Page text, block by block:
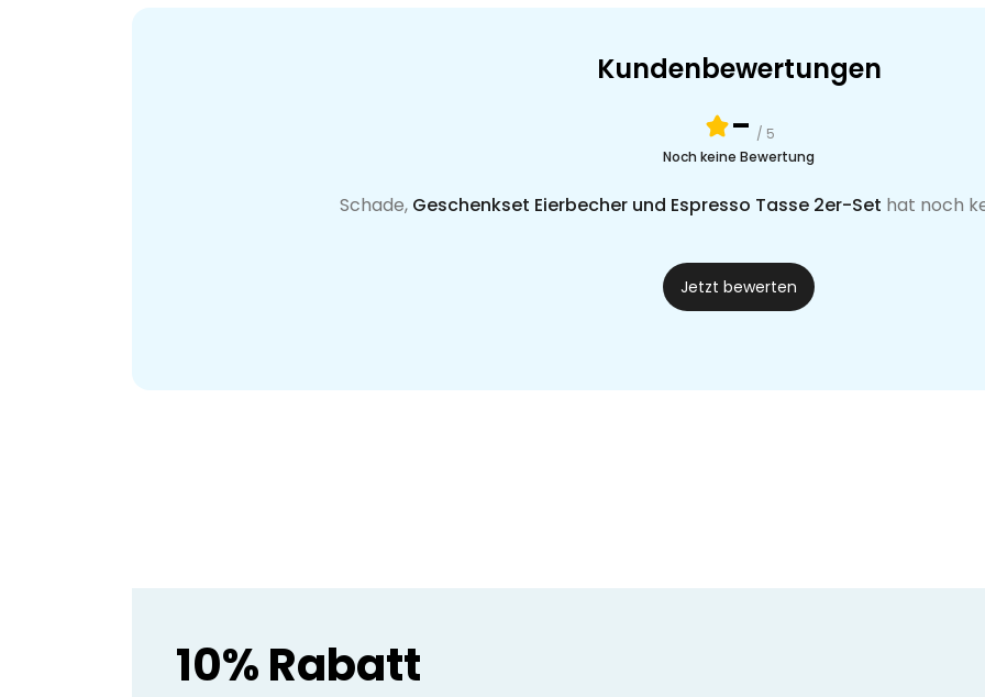
Kundenbewertungen
- / 5
Noch keine Bewertung
Schade, Geschenkset Eierbecher und Espresso Tasse 2er-Set hat noch
Jetzt bewerten
10% Rabatt